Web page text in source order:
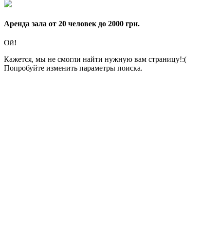
Аренда зала от 20 человек до 2000 грн.
Ой!
Кажется, мы не смогли найти нужную вам страницу!:(
Попробуйте изменить параметры поиска.